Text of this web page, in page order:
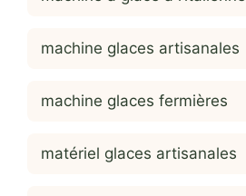
machine glaces artisanales
machine glaces fermières
matériel glaces artisanales